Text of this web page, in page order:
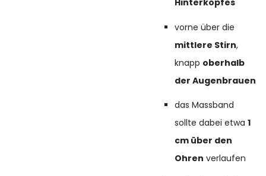
Hinterkopfes
vorne über die
mittlere Stirn,
knapp oberhalb
der Augenbrauen
das Massband
sollte dabei etwa1
cm über den
Ohren verlaufen